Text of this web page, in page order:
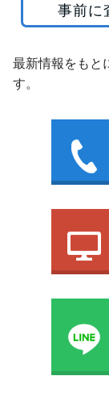
事前に
最新情報をもと
す。